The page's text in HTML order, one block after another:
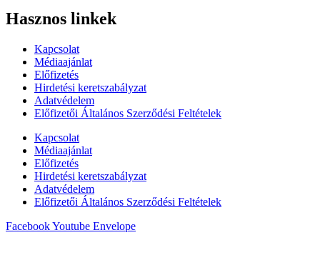
Hasznos linkek
Kapcsolat
Médiaajánlat
Előfizetés
Hirdetési keretszabályzat
Adatvédelem
Előfizetői Általános Szerződési Feltételek
Kapcsolat
Médiaajánlat
Előfizetés
Hirdetési keretszabályzat
Adatvédelem
Előfizetői Általános Szerződési Feltételek
FacebookYoutube Envelope